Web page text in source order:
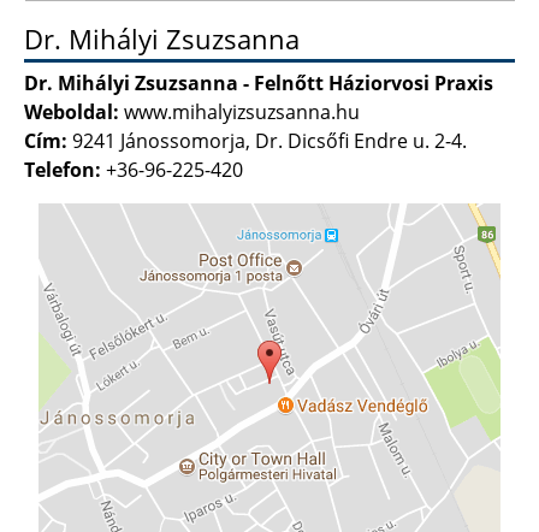
Dr. Mihályi Zsuzsanna
Dr. Mihályi Zsuzsanna - Felnőtt Háziorvosi Praxis
Weboldal: www.mihalyizsuzsanna.hu
Cím: 9241 Jánossomorja, Dr. Dicsőfi Endre u. 2-4.
Telefon: +36-96-225-420